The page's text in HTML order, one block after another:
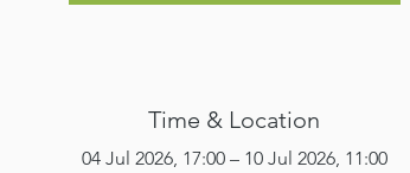
Time & Location
04 Jul 2026, 17:00 – 10 Jul 2026, 11:00